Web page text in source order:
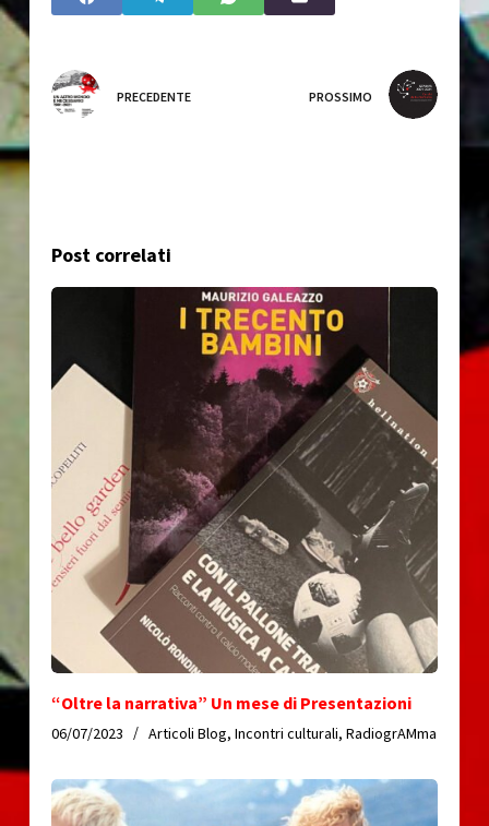
PRECEDENTE PROSSIMO
Post correlati
“Oltre la narrativa” Un mese di Presentazioni
06/07/2023 Articoli Blog, Incontri culturali, RadiogrAMma